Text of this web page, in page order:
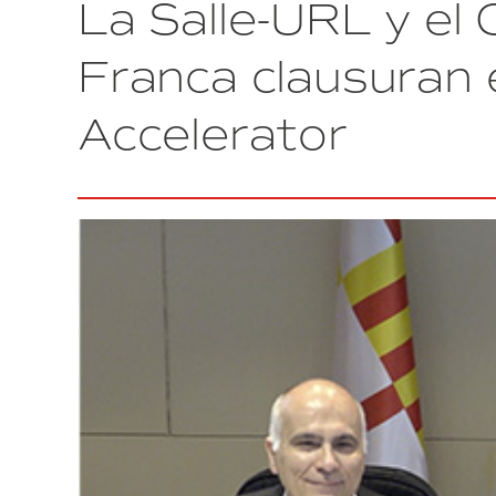
La Salle-URL y el
Franca clausuran
Accelerator
del
Estado,
Chacón,
visitado
el